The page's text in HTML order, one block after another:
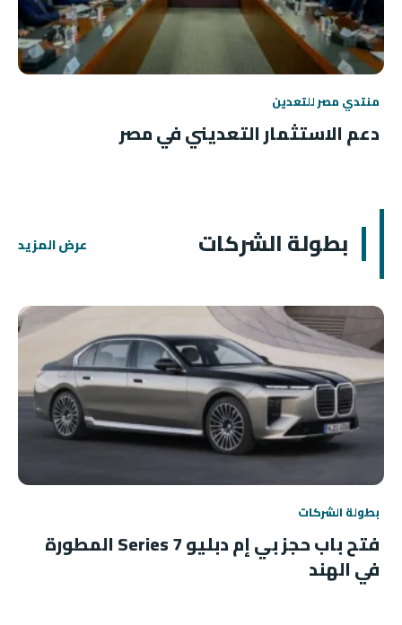
منتدي مصر للتعدين
دعم الاستثمار التعديني في مصر
بطولة الشركات عرض المزيد
بطولة الشركات
فتح باب حجز بي إم دبليو 7 Series المطورة
في الهند